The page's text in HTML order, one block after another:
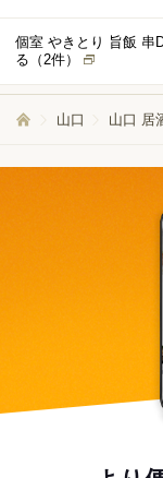
個室 やきとり 旨飯 串
る（2件）
山口 山口 居